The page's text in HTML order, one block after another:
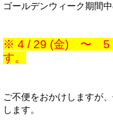
ゴールデンウィーク期間
※ 4 / 29 (金) 〜 5 /
す。
ご不便をおかけしますが
します。